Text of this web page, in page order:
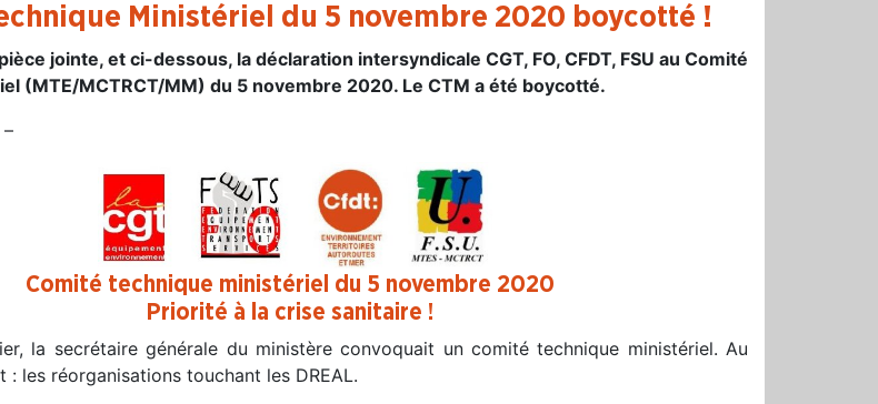
Ministériel du 5 novembre 2020 boycotté !
jointe, et ci-dessous, la déclaration intersyndicale CGT, FO, CFDT, FSU au Comité
(MTE/MCTRCT/MM) du 5 novembre 2020. Le CTM a été boycotté.
–
Comité technique ministériel du 5 novembre 2020
Priorité à la crise sanitaire !
la secrétaire générale du ministère convoquait un comité technique ministériel. Au
: les réorganisations touchant les DREAL.